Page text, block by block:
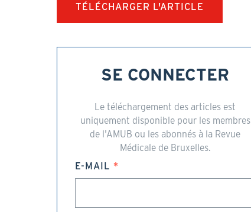
TÉLÉCHARGER L'ARTICLE
SE CONNECTER
Le téléchargement des articles est
uniquement disponible pour les membres
de l'AMUB ou les abonnés à la Revue
Médicale de Bruxelles.
E-MAIL